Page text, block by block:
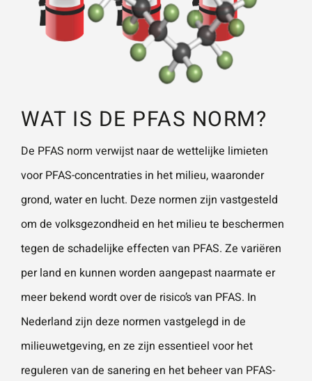
WAT IS DE PFAS NORM?
De PFAS norm verwijst naar de wettelijke limieten
voor PFAS-concentraties in het milieu, waaronder
grond, water en lucht. Deze normen zijn vastgesteld
om de volksgezondheid en het milieu te beschermen
tegen de schadelijke effecten van PFAS. Ze variëren
per land en kunnen worden aangepast naarmate er
meer bekend wordt over de risico’s van PFAS. In
Nederland zijn deze normen vastgelegd in de
milieuwetgeving, en ze zijn essentieel voor het
reguleren van de sanering en het beheer van PFAS-